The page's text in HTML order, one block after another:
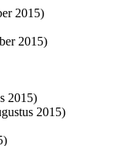
2015)
2015)
2015)
2015)